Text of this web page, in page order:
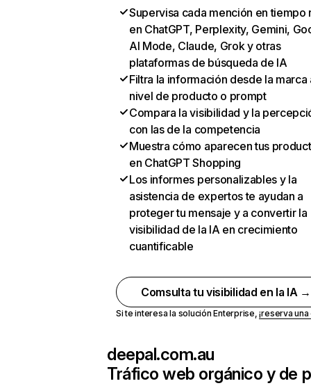
Supervisa cada mención en tiempo
en ChatGPT, Perplexity, Gemini,
AI Mode, Claude, Grok y otras
plataformas de búsqueda de IA
Filtra la información desde la marca
nivel de producto o prompt
Compara la visibilidad y la
con las de la competencia
Muestra cómo aparecen tus
en ChatGPT Shopping
Los informes personalizables y la
asistencia de expertos te ayudan a
proteger tu mensaje y a convertir la
visibilidad de la IA en crecimiento
cuantificable
Comsulta tu visibilidad en la IA →
Si te interesa la solución Enterprise,¡reserva
deepal.com.au
Tráfico web orgánico y de